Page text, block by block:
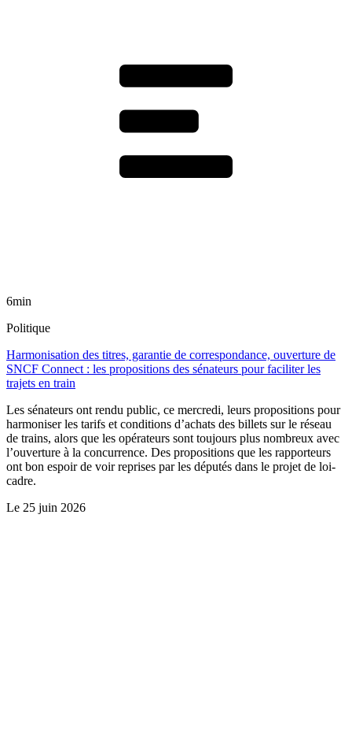
6min
Politique
Harmonisation des titres, garantie de correspondance, ouverture de
SNCF Connect : les propositions des sénateurs pour faciliter les
trajets en train
Les sénateurs ont rendu public, ce mercredi, leurs propositions pour
harmoniser les tarifs et conditions d’achats des billets sur le réseau
de trains, alors que les opérateurs sont toujours plus nombreux avec
l’ouverture à la concurrence. Des propositions que les rapporteurs
ont bon espoir de voir reprises par les députés dans le projet de loi-
cadre.
Le 25 juin 2026